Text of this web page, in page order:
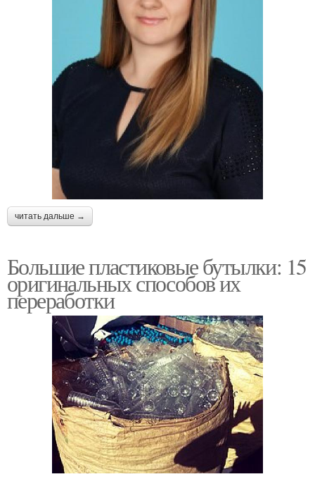
читать дальше →
Большие пластиковые бутылки: 15
оригинальных способов их
переработки